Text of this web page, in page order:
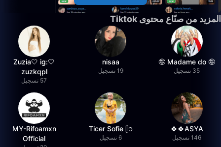
المزيد من صنّاع محتوى Tiktok
🤪 Madame do 🤪
35 تسجيل
nisaa
19 تسجيل
🤍Zuzia🤍 ig:
zuzkqpl
57 تسجيل
ASYA🍀🍀
146 تسجيل
Ticer Sofie ᥫ᭡
6 تسجيل
MY-Rifoamxn
Official